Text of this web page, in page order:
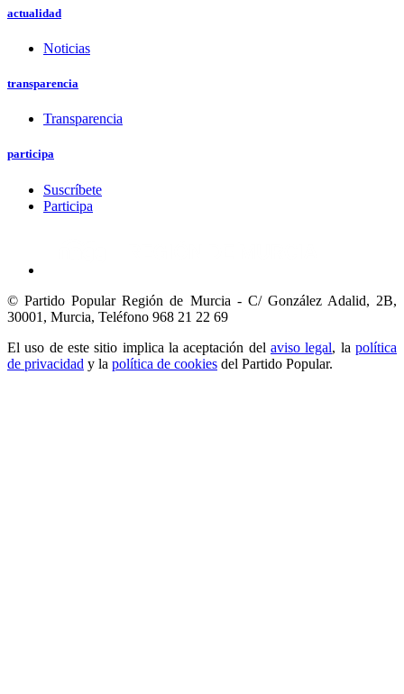
actualidad
Noticias
transparencia
Transparencia
participa
Suscríbete
Participa
© Partido Popular Región de Murcia - C/ González Adalid, 2B,
30001, Murcia, Teléfono 968 21 22 69
El uso de este sitio implica la aceptación del aviso legal, lapolítica
de privacidad y la política de cookies del Partido Popular.